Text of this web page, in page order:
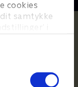
cookies
samtykke
i